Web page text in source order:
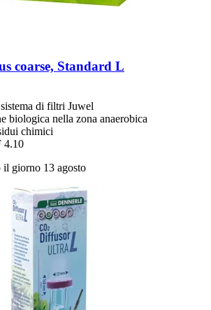
coarse, Standard L
di filtri Juwel
biologica nella zona anaerobica
chimici
4.10
il giorno 13 agosto